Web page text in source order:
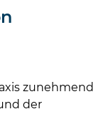
zunehmend
der